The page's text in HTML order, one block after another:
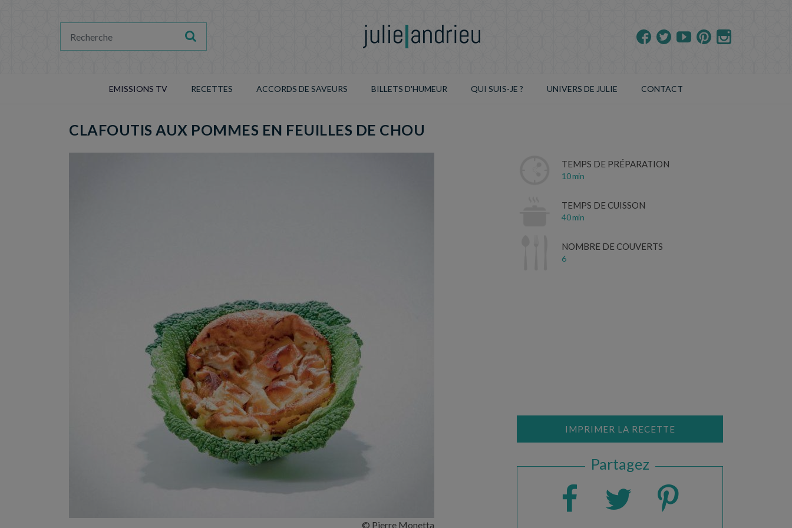
EMISSIONS TV RECETTES ACCORDS DE SAVEURS BILLETS D'HUMEUR QUI SUIS-JE ? UNIVERS DE JULIE CONTACT
CLAFOUTIS AUX POMMES EN FEUILLES DE CHOU
© Pierre Monetta
TEMPS DE PRÉPARATION
10 min
TEMPS DE CUISSON
40 min
NOMBRE DE COUVERTS
6
IMPRIMER LA RECETTE
Partagez